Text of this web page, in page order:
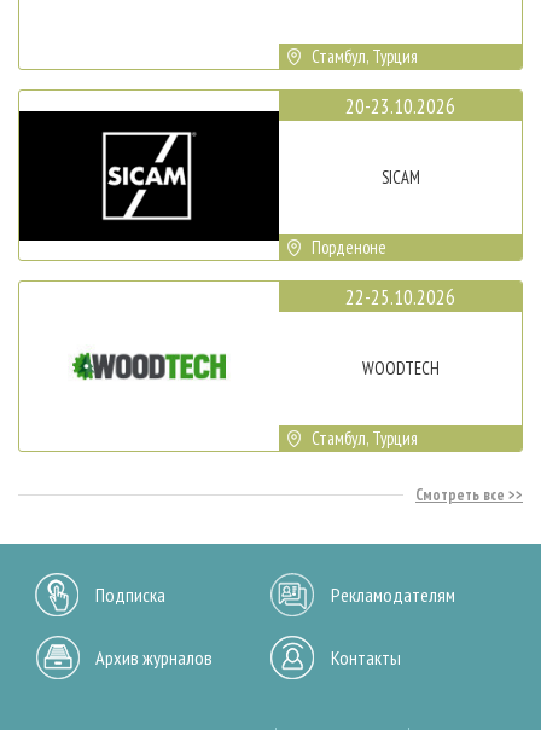
Стамбул, Турция
20-23.10.2026
SICAM
Порденоне
22-25.10.2026
WOODTECH
Стамбул, Турция
Смотреть все
Подписка Рекламодателям
Архив журналов Контакты